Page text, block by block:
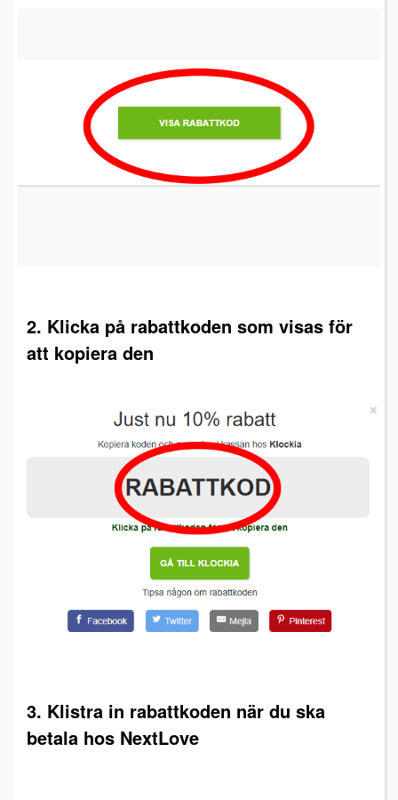
2. Klicka på rabattkoden som visas för
att kopiera den
3. Klistra in rabattkoden när du ska
betala hos NextLove